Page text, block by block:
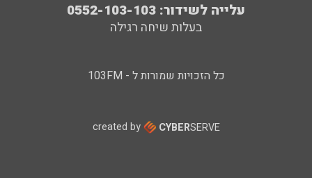
עלייה לשידור: 0552-103-103
בעלות שיחה רגילה
כל הזכויות שמורות ל - 103FM
created by CYBERSERVE